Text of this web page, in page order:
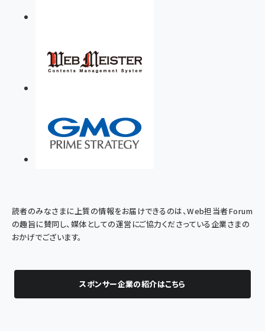
読者のみなさまに上質の情報をお届けできるのは、Web担当者Forum
の趣旨に賛同し、媒体としての運営にご協力くださっている企業さまの
おかげでございます。
スポンサー企業の紹介はこちら